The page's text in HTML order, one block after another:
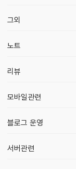
그외
노트
리뷰
모바일관련
블로그 운영
서버관련